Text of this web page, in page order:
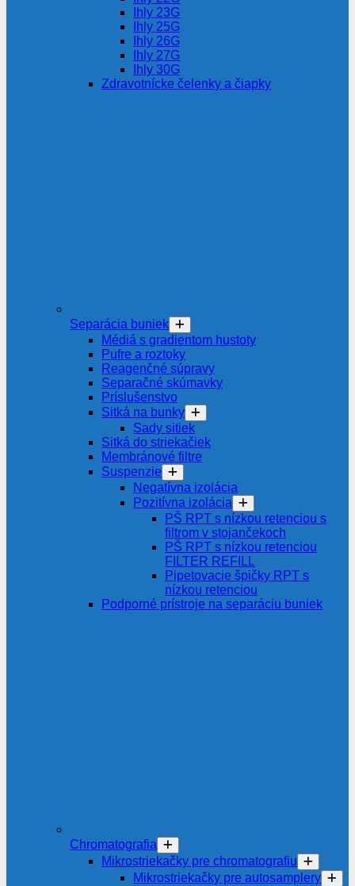
Ihly 23G
Ihly 25G
Ihly 26G
Ihly 27G
Ihly 30G
Zdravotnícke čelenky a čiapky
Separácia buniek
Médiá s gradientom hustoty
Pufre a roztoky
Reagenčné súpravy
Separačné skúmavky
Príslušenstvo
Sitká na bunky
Sady sitiek
Sitká do striekačiek
Membránové filtre
Suspenzie
Negatívna izolácia
Pozitívna izolácia
PŠ RPT s nízkou retenciou s
filtrom v stojančekoch
PŠ RPT s nízkou retenciou
FILTER REFILL
Pipetovacie špičky RPT s
nízkou retenciou
Podporné prístroje na separáciu buniek
Chromatografia
Mikrostriekačky pre chromatografiu
Mikrostriekačky pre autosamplery